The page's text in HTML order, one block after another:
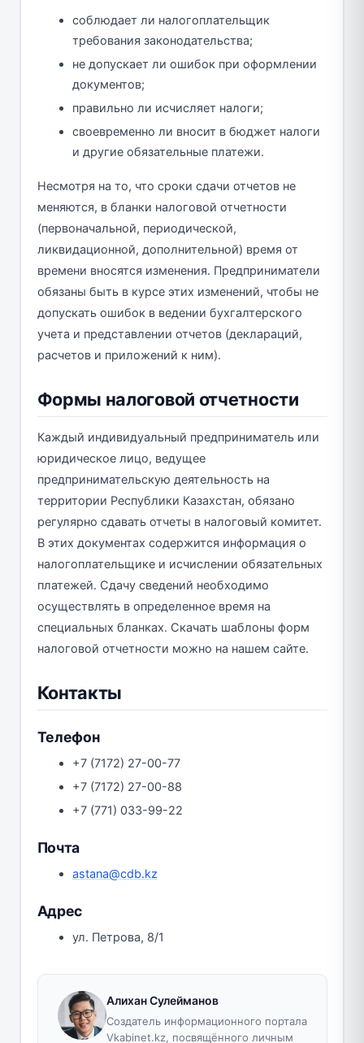
соблюдает ли налогоплательщик
требования законодательства;
не допускает ли ошибок при оформлении
документов;
правильно ли исчисляет налоги;
своевременно ли вносит в бюджет налоги
и другие обязательные платежи.
Несмотря на то, что сроки сдачи отчетов не
меняются, в бланки налоговой отчетности
(первоначальной, периодической,
ликвидационной, дополнительной) время от
времени вносятся изменения. Предприниматели
обязаны быть в курсе этих изменений, чтобы не
допускать ошибок в ведении бухгалтерского
учета и представлении отчетов (деклараций,
расчетов и приложений к ним).
Формы налоговой отчетности
Каждый индивидуальный предприниматель или
юридическое лицо, ведущее
предпринимательскую деятельность на
территории Республики Казахстан, обязано
регулярно сдавать отчеты в налоговый комитет.
В этих документах содержится информация о
налогоплательщике и исчислении обязательных
платежей. Сдачу сведений необходимо
осуществлять в определенное время на
специальных бланках. Скачать шаблоны форм
налоговой отчетности можно на нашем сайте.
Контакты
Телефон
+7 (7172) 27-00-77
+7 (7172) 27-00-88
+7 (771) 033-99-22
Почта
astana@cdb.kz
Адрес
ул. Петрова, 8/1
Алихан Сулейманов
Создатель информационного портала
Vkabinet.kz, посвящённого личным